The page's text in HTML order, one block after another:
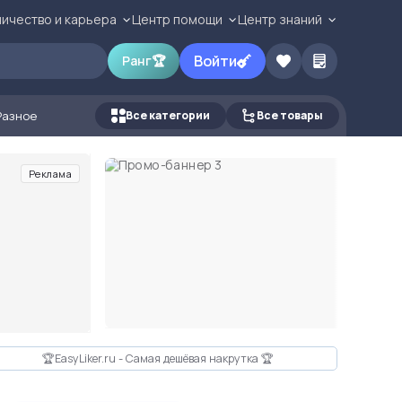
и карьера Центр помощи Центр знаний
Ранг🏆 Войти
Все категории Все товары
Реклама
🏆EasyLiker.ru - Самая дешёвая накрутка 🏆